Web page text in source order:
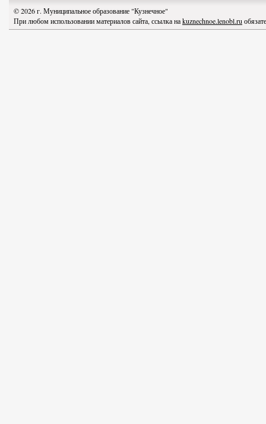
© 2026 г. Муниципальное образование "Кузнечное"
При любом использовании материалов сайта, ссылка наkuznechnoe.lenobl.ru